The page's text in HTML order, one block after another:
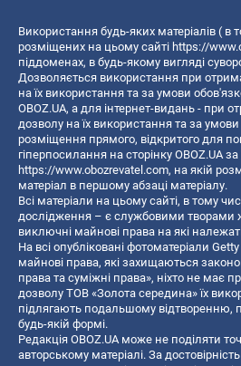
Використання будь-яких матеріалів ( в
розміщених на цьому сайті https://
піддоменах, в будь-якому вигляді
Дозволяється використання при
на їх використання та за умови
OBOZ.UA, а для інтернет-видань - при
дозволу на їх використання та за
розміщення прямого, відкритого для
гіперпосилання на сторінку OBOZ.UA
https://www.obozrevatel.com, на якій
матеріал в першому абзаці матеріалу.
Всі матеріали на цьому сайті, в тому
дослідження – є службовими творами
виключні майнові права на які
На всі опубліковані фотоматеріали
майнові права, які захищаються
права та суміжні права», ніхто не має
дозволу ТОВ «Золота середина» їх
підлягають подальшому
будь-якій формі.
Редакція OBOZ.UA може не поділяти
авторському матеріалі. За